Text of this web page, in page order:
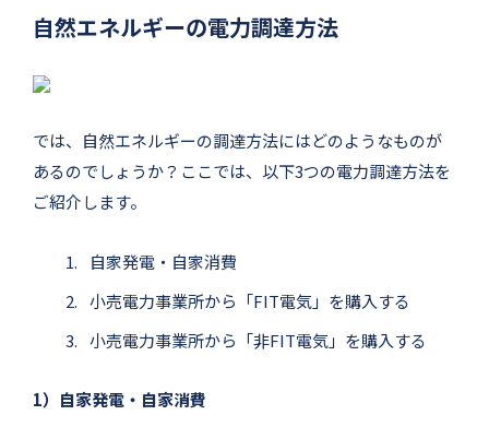
自然エネルギーの電力調達方法
では、自然エネルギーの調達方法にはどのようなものが
あるのでしょうか？ここでは、以下3つの電力調達方法を
ご紹介します。
自家発電・自家消費
小売電力事業所から「FIT電気」を購入する
小売電力事業所から「非FIT電気」を購入する
1）自家発電・自家消費